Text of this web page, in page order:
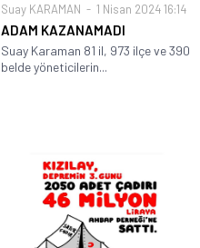
Suay KARAMAN 1 Nisan 2024 16:14
ADAM KAZANAMADI
Suay Karaman 81 il, 973 ilçe ve 390
belde yöneticilerin...